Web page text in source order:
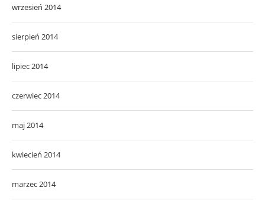
wrzesień 2014
sierpień 2014
lipiec 2014
czerwiec 2014
maj 2014
kwiecień 2014
marzec 2014